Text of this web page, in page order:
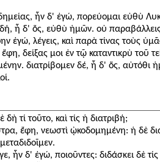
ἦν δ' ἐγώ, πορεύομαι εὐθὺ
ἦ δ' ὅς, εὐθὺ ἡμῶν. οὐ παραβάλλεις;
ἐγώ, λέγεις, καὶ παρὰ τίνας τοὺς
δείξας μοι ἐν τῷ καταντικρὺ τοῦ
διατρίβομεν δέ, ἦ δ' ὅς, αὐτόθι
δὴ τί τοῦτο, καὶ τίς ἡ διατριβή;
ἔφη, νεωστὶ ᾠκοδομημένη: ἡ δὲ
ἦν δ' ἐγώ, ποιοῦντες: διδάσκει δὲ